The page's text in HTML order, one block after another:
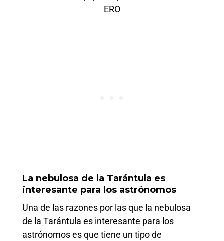
ERO
La nebulosa de la Tarántula es
interesante para los astrónomos
Una de las razones por las que la nebulosa
de la Tarántula es interesante para los
astrónomos es que tiene un tipo de